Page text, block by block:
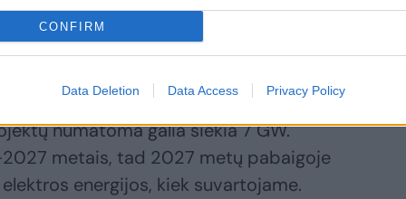
CONFIRM
Data Deletion Data Access Privacy Policy
pralaidumai ir pradėti
projektai leidžia prognozuoti, jog
pasieksime jau 2027-aisiais.
numatoma galia siekia 7 GW.
metais, tad 2027 metų pabaigoje
energijos, kiek suvartojame.